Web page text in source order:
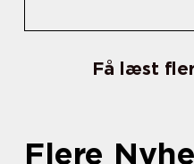
Få læst
Flere